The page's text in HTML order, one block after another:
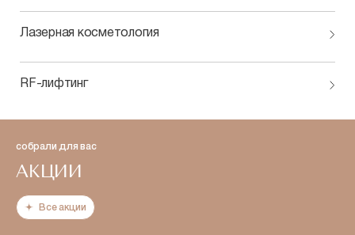
Лазерная косметология
RF-лифтинг
собрали для вас
АКЦИИ
Все акции